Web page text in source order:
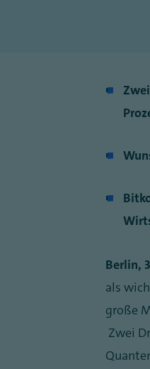
Berlin,
als
große
Zwei